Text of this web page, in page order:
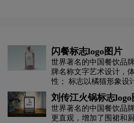
茶logo设计 C字母酒店logo设计
杜松子酒logo设计 地产logo设计
地铁logo设计 大学logo设计
闪餐标志logo图片
世界著名的中国餐饮品
牌名称文字艺术设计，
性； 标志以橘猫形象设
素； 整体给人一种简洁
觉； 标志具有很强的视
识别和应用。
刘传江火锅标志logo
世界著名的中国餐饮品
更直观，增加了围裙和